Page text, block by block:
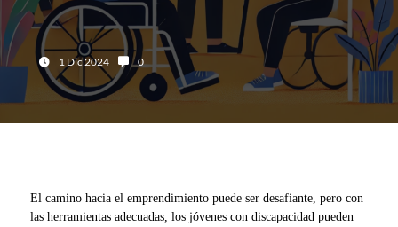
Fecha:
1 Dic 2024 Número de comentarios:
0
El camino hacia el emprendimiento puede ser desafiante, pero con
las herramientas adecuadas, los jóvenes con discapacidad pueden